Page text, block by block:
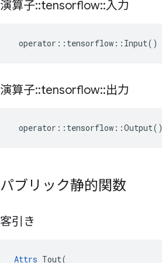
演算子::tensorflow::入力
operator :: tensorflow :: Input()
演算子::tensorflow::出力
operator :: tensorflow ::Output()
パブリック静的関数
客引き
Attrs Tout(